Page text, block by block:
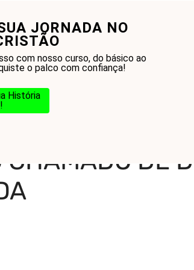
JORNADA NO
com nosso curso, do básico ao
o palco com confiança!
História
Blog Na Jornada
CHAMADO DE